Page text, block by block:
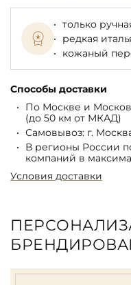
только
редкая
кожаный
Способы доставки
По Москве и
(до 50 км от МКАД)
Самовывоз: г.
В регионы России
компаний в
Условия доставки